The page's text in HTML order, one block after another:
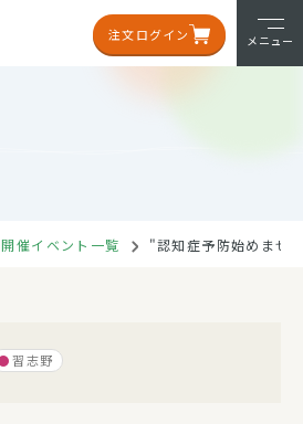
注文ログイン メニュー
開催イベント一覧 "認知症予防始めませ
習志野